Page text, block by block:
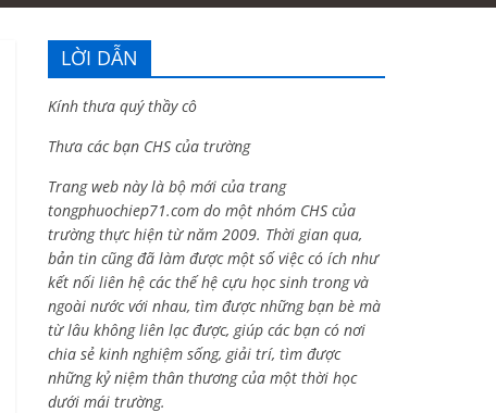
LỜI DẪN
Kính thưa quý thầy cô
Thưa các bạn CHS của trường
Trang web này là bộ mới của trang
tongphuochiep71.com do một nhóm CHS của
trường thực hiện từ năm 2009. Thời gian qua,
bản tin cũng đã làm được một số việc có ích như
kết nối liên hệ các thế hệ cựu học sinh trong và
ngoài nước với nhau, tìm được những bạn bè mà
từ lâu không liên lạc được, giúp các bạn có nơi
chia sẻ kinh nghiệm sống, giải trí, tìm được
những kỷ niệm thân thương của một thời học
dưới mái trường.